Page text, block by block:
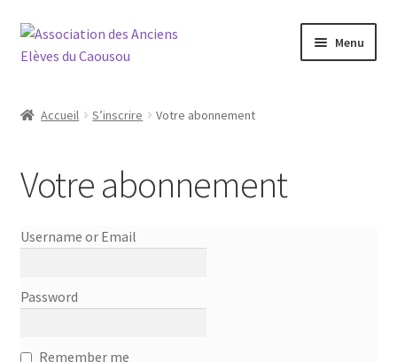
Aller
à
Aller
au
Menu
Agenda
La Boutique
Accueil S’inscrire Votre abonnement
Votre abonnement
Username or Email
Password
Remember me